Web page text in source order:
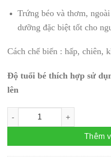
Trứng béo và thơm,
dưỡng đặc biệt tốt cho
Cách chế biến : hấp, chiên,
Độ tuổi bé thích hợp sử
lên
Trứng cá sặc (50gr) số lượng
Thêm